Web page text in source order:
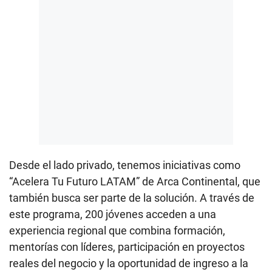
Desde el lado privado, tenemos iniciativas como
“Acelera Tu Futuro LATAM” de Arca Continental, que
también busca ser parte de la solución. A través de
este programa, 200 jóvenes acceden a una
experiencia regional que combina formación,
mentorías con líderes, participación en proyectos
reales del negocio y la oportunidad de ingreso a la